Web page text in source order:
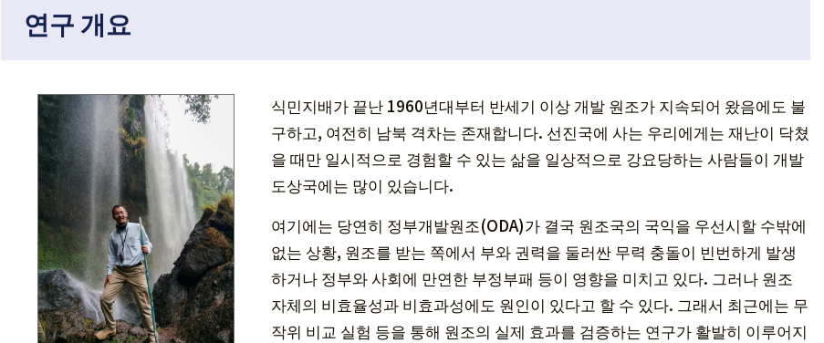
연구 개요
식민지배가 끝난 1960년대부터 반세기 이상 개발 원조가 지속되어 왔음에도 불
구하고, 여전히 남북 격차는 존재합니다. 선진국에 사는 우리에게는 재난이 닥쳤
을 때만 일시적으로 경험할 수 있는 삶을 일상적으로 강요당하는 사람들이 개발
도상국에는 많이 있습니다.
여기에는 당연히 정부개발원조(ODA)가 결국 원조국의 국익을 우선시할 수밖에
없는 상황, 원조를 받는 쪽에서 부와 권력을 둘러싼 무력 충돌이 빈번하게 발생
하거나 정부와 사회에 만연한 부정부패 등이 영향을 미치고 있다. 그러나 원조
자체의 비효율성과 비효과성에도 원인이 있다고 할 수 있다. 그래서 최근에는 무
작위 비교 실험 등을 통해 원조의 실제 효과를 검증하는 연구가 활발히 이루어지